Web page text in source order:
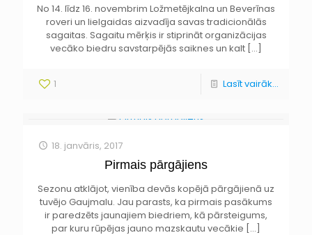
No 14. līdz 16. novembrim Ložmetējkalna un Beverīnas
roveri un lielgaidas aizvadīja savas tradicionālās
sagaitas. Sagaitu mērķis ir stiprināt organizācijas
vecāko biedru savstarpējās saiknes un kalt […]
1 Lasīt vairāk...
18. janvāris, 2017
Pirmais pārgājiens
Sezonu atklājot, vienība devās kopējā pārgājienā uz
tuvējo Gaujmalu. Jau parasts, ka pirmais pasākums
ir paredzēts jaunajiem biedriem, kā pārsteigums,
par kuru rūpējas jauno mazskautu vecākie […]